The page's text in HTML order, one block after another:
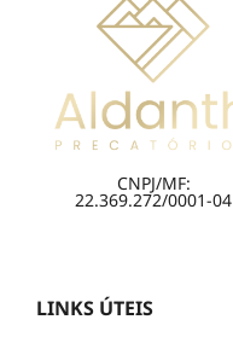
CNPJ/MF:
22.369.272/0001-04
LINKS ÚTEIS